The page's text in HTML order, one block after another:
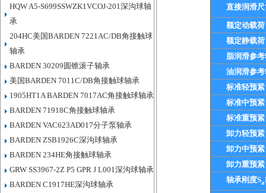
HQW A5-S699SSWZK1VCOJ-201深沟球轴
承
204HC美国BARDEN 7221AC/DB角接触球
轴承
BARDEN 30209圆锥滚子轴承
美国BARDEN 7011C/DB角接触球轴承
1905HT1A BARDEN 7017AC角接触球轴承
BARDEN 71918C角接触球轴承
BARDEN VAC623AD017分子泵轴承
BARDEN ZSB1926C深沟球轴承
BARDEN 234HE角接触球轴承
GRW SS3967-2Z P5 GPR J L001深沟球轴承
BARDEN C1917HE深沟球轴承
直接润滑
额定动载
额定静载
脂润滑参
油润滑参
标准轻预
标准中预
标准重预
卸力轻预
卸力中预
卸力重预
轴承刚度Sa